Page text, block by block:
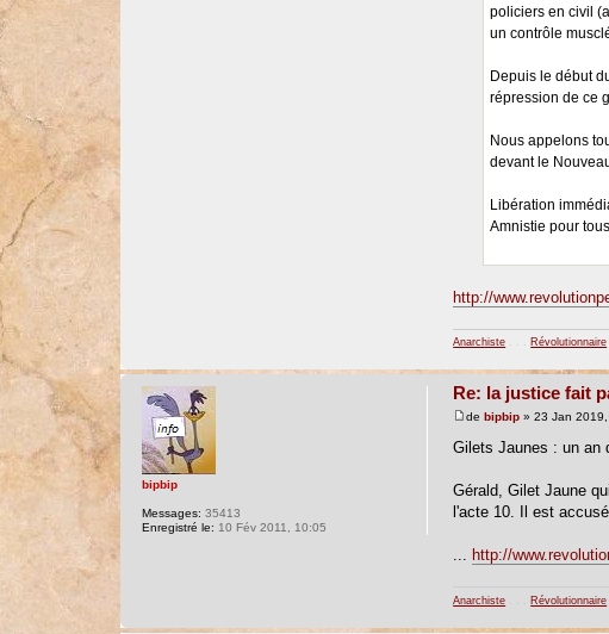
policiers en civil
un contrôle
Depuis le début
répression de ce
Nous appelons
devant le
Libération
Amnistie pour
http://
Anarchiste . . . Révolutionnaire
Re: la justice fait
debipbip » 23 Jan
Gilets Jaunes : un an
Gérald, Gilet Jaune
l'acte 10. Il est
http://
Anarchiste Révolutionnaire
bipbip
Messages: 35413
Enregistré le: 10 Fév 2011, 10:05